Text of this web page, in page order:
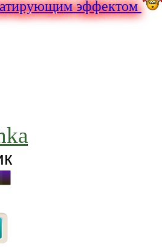
эффектом